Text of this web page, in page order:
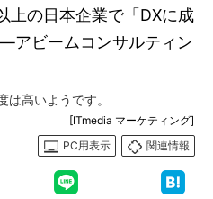
上の日本企業で「DXに成
アビームコンサルティン
は高いようです。
[ITmedia マーケティング]
PC用表示
関連情報